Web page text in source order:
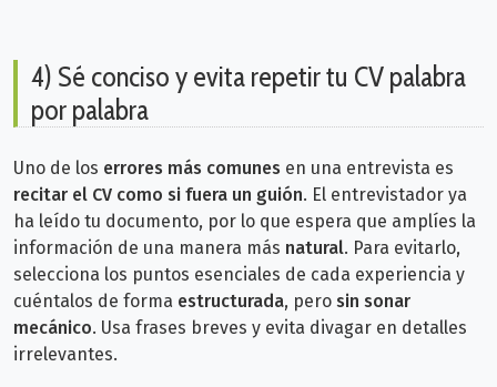
4) Sé conciso y evita repetir tu CV palabra
por palabra
Uno de los errores más comunes en una entrevista es
recitar el CV como si fuera un guión. El entrevistador ya
ha leído tu documento, por lo que espera que amplíes la
información de una manera más natural. Para evitarlo,
selecciona los puntos esenciales de cada experiencia y
cuéntalos de forma estructurada, pero sin sonar
mecánico. Usa frases breves y evita divagar en detalles
irrelevantes.